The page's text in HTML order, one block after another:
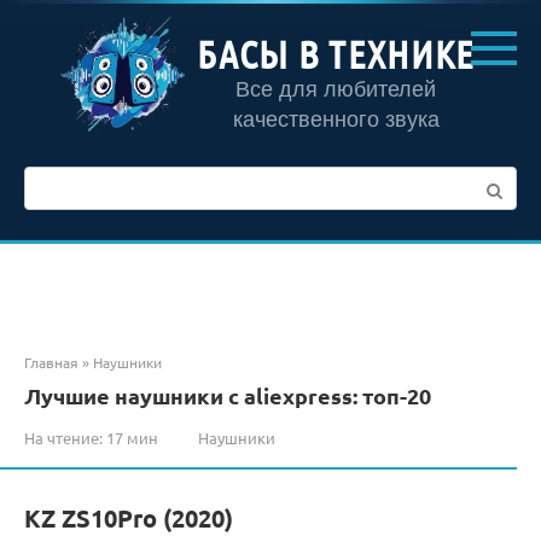
контенту
БАСЫ В ТЕХНИКЕ
Все для любителей
качественного звука
Главная » Наушники
Лучшие наушники с aliexpress: топ-20
На чтение: 17 мин Наушники
KZ ZS10Pro (2020)